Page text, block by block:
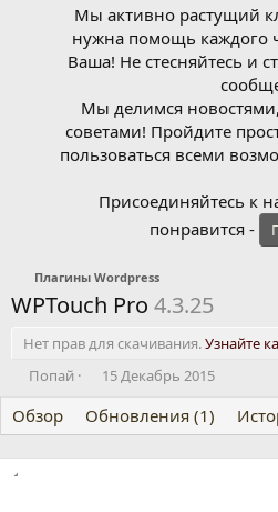
Мы активно растущий
нужна помощь каждого
Ваша! Не стесняйтесь и
Мы делимся
советами! Пройдите
пользоваться всеми
Присоединяйтесь к
понравится -
Плагины Wordpress
WPTouch Pro 4.3.25
Нет прав для скачивания.Узнайте
А
т
о
р
Попай
Д
т
а
н
15 Декабрь 2015
Обзор Обновления (1)